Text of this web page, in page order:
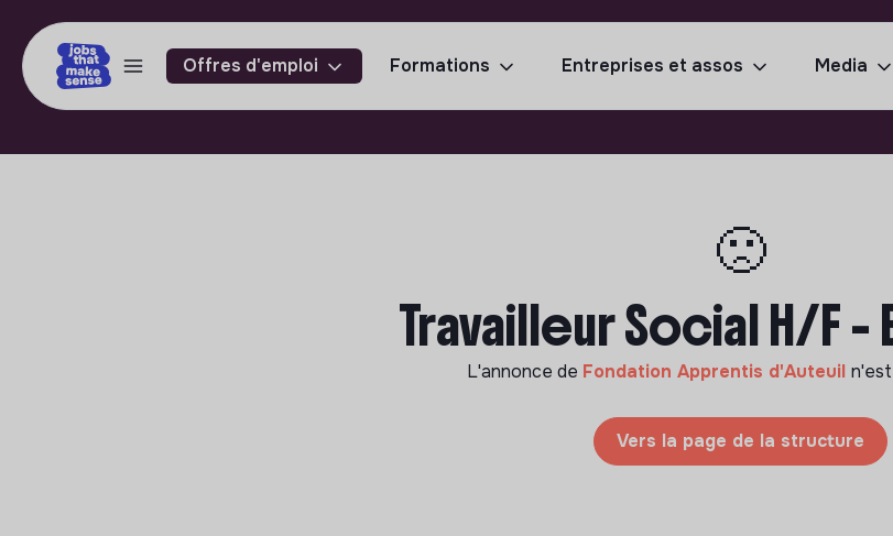
Offres d'emploi Formations Entreprises et assos Media
🙁
Travailleur Social H/F -
L'annonce de Fondation Apprentis d'Auteuil n'est
Vers la page de la structure